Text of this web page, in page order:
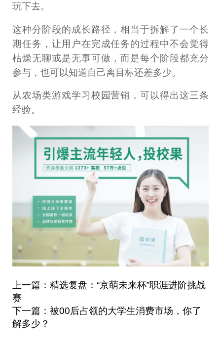
玩下去。
这种分阶段的成长路径，相当于拆解了一个长
期任务，让用户在完成任务的过程中不会觉得
枯燥无聊或是无事可做，而是每个阶段都充分
参与，也可以知道自己离目标还差多少。
从农场类游戏学习校园营销，可以得出这三条
经验。
上一篇：精选复盘：“京萌未来杯”职涯进阶挑战
赛
下一篇：被00后占领的大学生消费市场，你了
解多少？